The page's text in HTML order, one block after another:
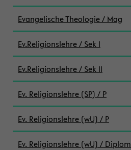
Evangelische Theologie / Mag
Ev.Religionslehre / Sek I
Ev.Religionslehre / Sek II
Ev. Religionslehre (SP) / P
Ev. Religionslehre (wU) / P
Ev. Religionslehre (wU) / Diplom